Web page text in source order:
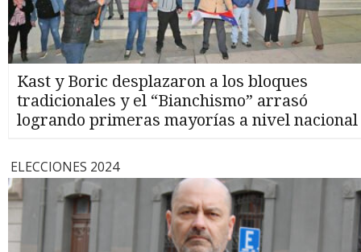
Kast y Boric desplazaron a los bloques
tradicionales y el “Bianchismo” arrasó
logrando primeras mayorías a nivel nacional
ELECCIONES 2024